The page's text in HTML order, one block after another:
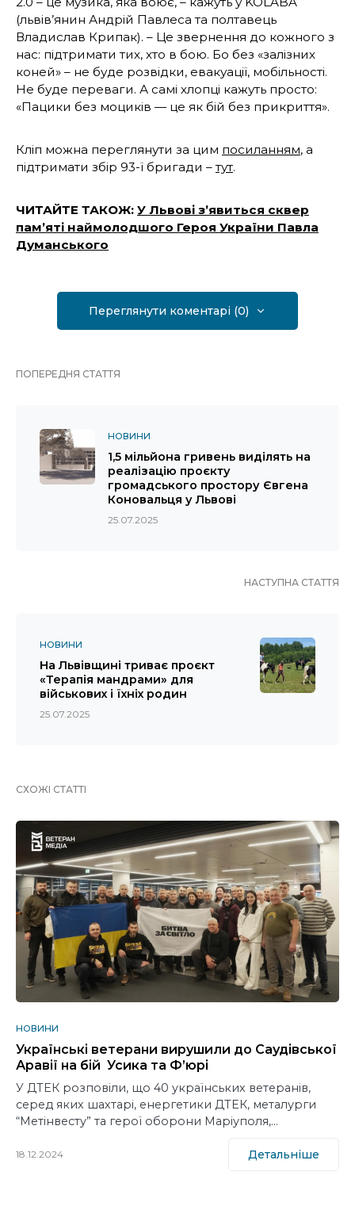
(львів’янин Андрій Павлеса та полтавець
Владислав Крипак). – Це звернення до кожного з
нас: підтримати тих, хто в бою. Бо без «залізних
коней» – не буде розвідки, евакуації, мобільності.
Не буде переваги. А самі хлопці кажуть просто:
«Пацики без моциків — це як бій без прикриття».
Кліп можна переглянути за цим посиланням, а
підтримати збір 93-ї бригади –тут.
ЧИТАЙТЕ ТАКОЖ: У Львові з’явиться сквер
пам’яті наймолодшого Героя України Павла
Думанського
Переглянути коментарі (0)
ПОПЕРЕДНЯ СТАТТЯ
НОВИНИ
1,5 мільйона гривень виділять на
реалізацію проєкту
громадського простору Євгена
Коновальця у Львові
25.07.2025
НАСТУПНА СТАТТЯ
НОВИНИ
На Львівщині триває проєкт
«Терапія мандрами» для
військових і їхніх родин
25.07.2025
СХОЖІ СТАТТІ
НОВИНИ
Українські ветерани вирушили до Саудівської
Аравії на бій Усика та Ф’юрі
У ДТЕК розповіли, що 40 українських ветеранів,
серед яких шахтарі, енергетики ДТЕК, металурги
“Метінвесту” та герої оборони Маріуполя,…
18.12.2024 Детальніше